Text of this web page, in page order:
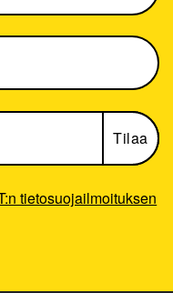
tietosuojailmoituksen